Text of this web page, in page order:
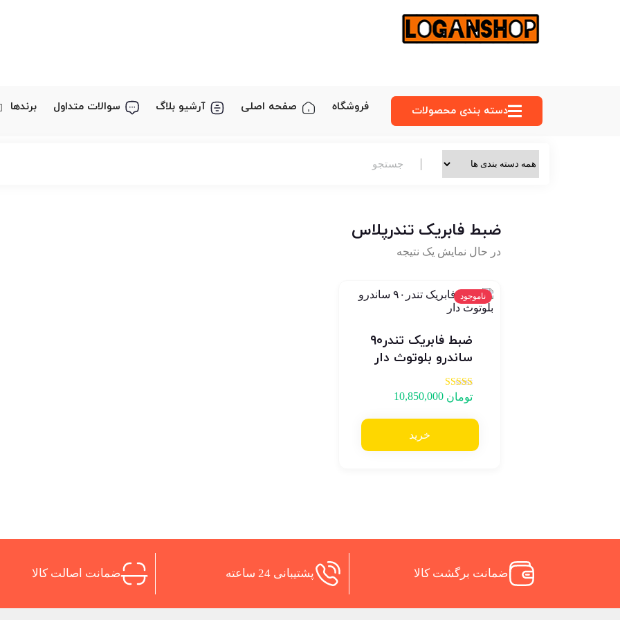
دسته‌ بندی محصولات فروشگاه صفحه اصلی آرشیو بلاگ سوالات متداول برندها
ضبط فابریک تندرپلاس
در حال نمایش یک نتیجه
ناموجود
ضبط فابریک تندر۹۰
ساندرو بلوتوث دار
امتیاز
3.88
تومان
خرید
ضمانت برگشت کالا پشتیبانی 24 ساعته ضمانت اصالت کالا